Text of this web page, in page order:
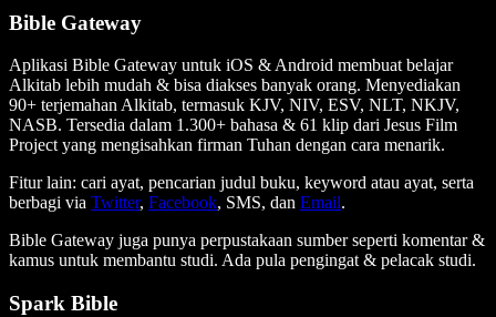
Bible Gateway
Aplikasi Bible Gateway untuk iOS & Android membuat belajar
Alkitab lebih mudah & bisa diakses banyak orang. Menyediakan
90+ terjemahan Alkitab, termasuk KJV, NIV, ESV, NLT, NKJV,
NASB. Tersedia dalam 1.300+ bahasa & 61 klip dari Jesus Film
Project yang mengisahkan firman Tuhan dengan cara menarik.
Fitur lain: cari ayat, pencarian judul buku, keyword atau ayat, serta
berbagi via Twitter, Facebook, SMS, dan Email.
Bible Gateway juga punya perpustakaan sumber seperti komentar &
kamus untuk membantu studi. Ada pula pengingat & pelacak studi.
Spark Bible